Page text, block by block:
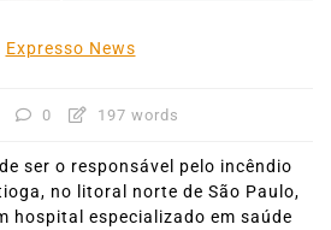
Expresso News
0 197 words
ser o responsável pelo incêndio
no litoral norte de São Paulo,
hospital especializado em saúde